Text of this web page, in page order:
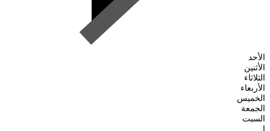
الأحد
الأثنين
الثلاثاء
الأربعاء
الخميس
الجمعة
السبت